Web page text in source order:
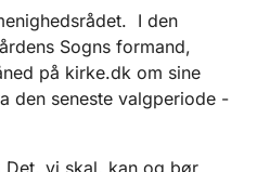
I den
Sogns formand,
på kirke.dk om sine
den seneste valgperiode -